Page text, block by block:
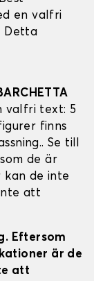
en valfri
Detta
valfri text: 5
finns
Se till
de är
kan de inte
att
Eftersom
är de
att